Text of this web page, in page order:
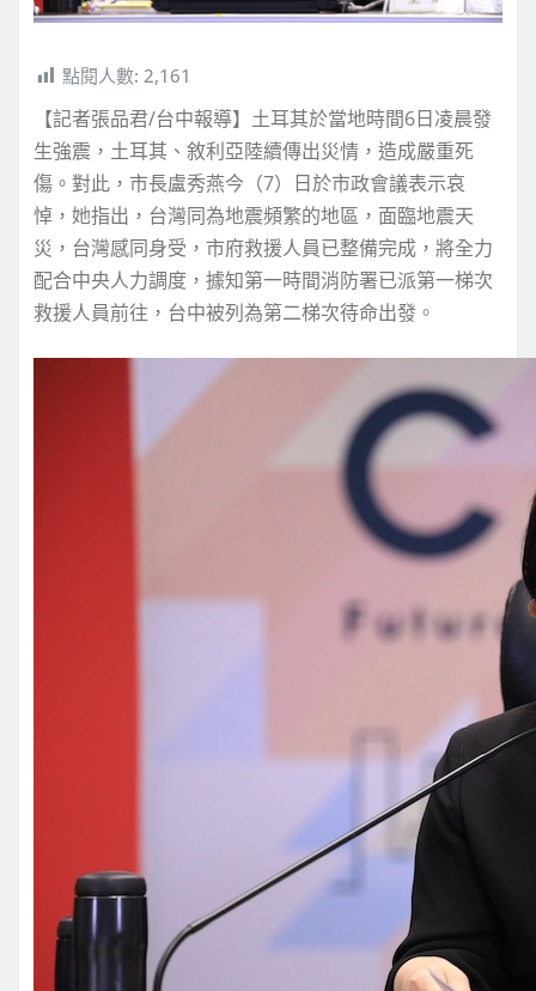
點閱人數: 2,161
【記者張品君/台中報導】土耳其於當地時間6日凌晨發
生強震，土耳其、敘利亞陸續傳出災情，造成嚴重死
傷。對此，市長盧秀燕今（7）日於市政會議表示哀
悼，她指出，台灣同為地震頻繁的地區，面臨地震天
災，台灣感同身受，市府救援人員已整備完成，將全力
配合中央人力調度，據知第一時間消防署已派第一梯次
救援人員前往，台中被列為第二梯次待命出發。